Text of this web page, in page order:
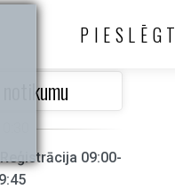
notikumu
09:00-
9:45